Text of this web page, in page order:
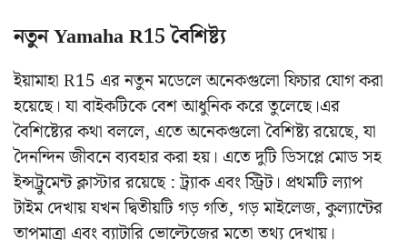
নতুন Yamaha R15 বৈশিষ্ট্য
ইয়ামাহা R15 এর নতুন মডেলে অনেকগুলো ফিচার যোগ করা
হয়েছে। যা বাইকটিকে বেশ আধুনিক করে তুলেছে।এর
বৈশিষ্ট্যের কথা বললে, এতে অনেকগুলো বৈশিষ্ট্য রয়েছে, যা
দৈনন্দিন জীবনে ব্যবহার করা হয়। এতে দুটি ডিসপ্লে মোড সহ
ইন্সট্রুমেন্ট ক্লাস্টার রয়েছে : ট্র্যাক এবং স্ট্রিট। প্রথমটি ল্যাপ
টাইম দেখায় যখন দ্বিতীয়টি গড় গতি, গড় মাইলেজ, কুল্যান্টের
তাপমাত্রা এবং ব্যাটারি ভোল্টেজের মতো তথ্য দেখায়।